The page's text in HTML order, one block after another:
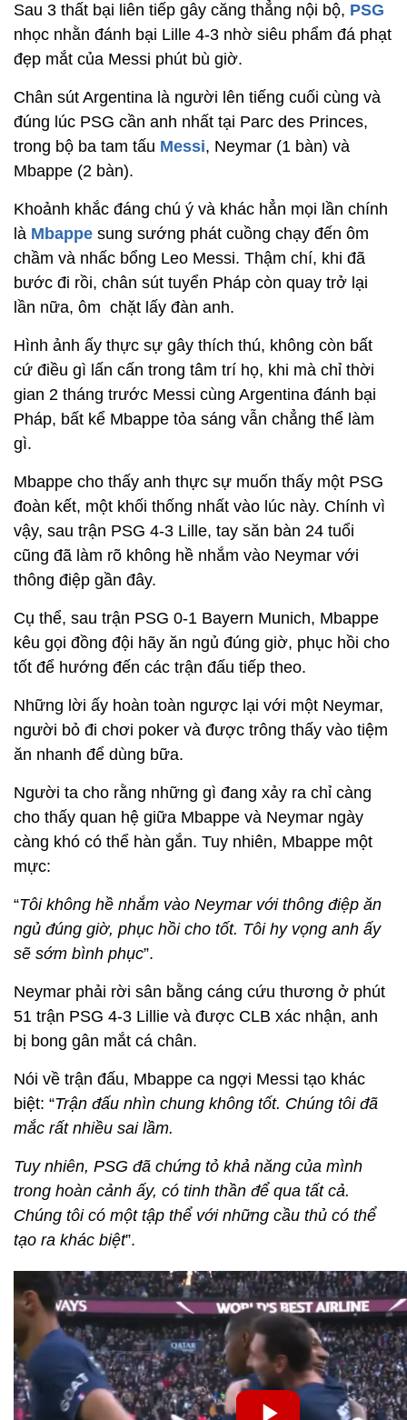
Sau 3 thất bại liên tiếp gây căng thẳng nội bộ, PSG
nhọc nhằn đánh bại Lille 4-3 nhờ siêu phẩm đá phạt
đẹp mắt của Messi phút bù giờ.
Chân sút Argentina là người lên tiếng cuối cùng và
đúng lúc PSG cần anh nhất tại Parc des Princes,
trong bộ ba tam tấu Messi, Neymar (1 bàn) và
Mbappe (2 bàn).
Khoảnh khắc đáng chú ý và khác hẳn mọi lần chính
là Mbappe sung sướng phát cuồng chạy đến ôm
chầm và nhấc bổng Leo Messi. Thậm chí, khi đã
bước đi rồi, chân sút tuyển Pháp còn quay trở lại
lần nữa, ôm chặt lấy đàn anh.
Hình ảnh ấy thực sự gây thích thú, không còn bất
cứ điều gì lấn cấn trong tâm trí họ, khi mà chỉ thời
gian 2 tháng trước Messi cùng Argentina đánh bại
Pháp, bất kể Mbappe tỏa sáng vẫn chẳng thể làm
gì.
Mbappe cho thấy anh thực sự muốn thấy một PSG
đoàn kết, một khối thống nhất vào lúc này. Chính vì
vậy, sau trận PSG 4-3 Lille, tay săn bàn 24 tuổi
cũng đã làm rõ không hề nhắm vào Neymar với
thông điệp gần đây.
Cụ thể, sau trận PSG 0-1 Bayern Munich, Mbappe
kêu gọi đồng đội hãy ăn ngủ đúng giờ, phục hồi cho
tốt để hướng đến các trận đấu tiếp theo.
Những lời ấy hoàn toàn ngược lại với một Neymar,
người bỏ đi chơi poker và được trông thấy vào tiệm
ăn nhanh để dùng bữa.
Người ta cho rằng những gì đang xảy ra chỉ càng
cho thấy quan hệ giữa Mbappe và Neymar ngày
càng khó có thể hàn gắn. Tuy nhiên, Mbappe một
mực:
“Tôi không hề nhắm vào Neymar với thông điệp ăn
ngủ đúng giờ, phục hồi cho tốt. Tôi hy vọng anh ấy
sẽ sớm bình phục”.
Neymar phải rời sân bằng cáng cứu thương ở phút
51 trận PSG 4-3 Lillie và được CLB xác nhận, anh
bị bong gân mắt cá chân.
Nói về trận đấu, Mbappe ca ngợi Messi tạo khác
biệt: “Trận đấu nhìn chung không tốt. Chúng tôi đã
mắc rất nhiều sai lầm.
Tuy nhiên, PSG đã chứng tỏ khả năng của mình
trong hoàn cảnh ấy, có tinh thần để qua tất cả.
Chúng tôi có một tập thể với những cầu thủ có thể
tạo ra khác biệt”.